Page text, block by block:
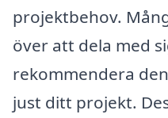
projektbehov.
över att dela med
rekommendera
just ditt projekt.